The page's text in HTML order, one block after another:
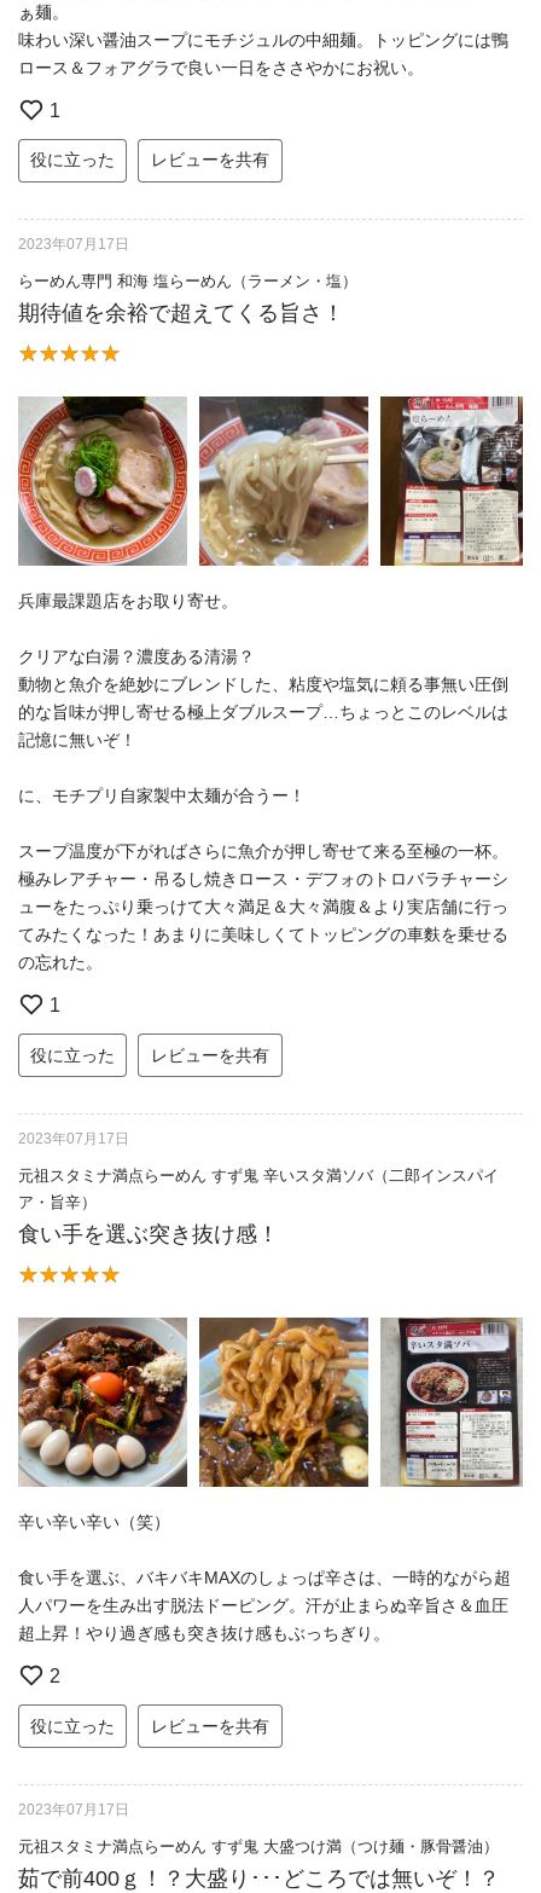
ぁ麺。
味わい深い醤油スープにモチジュルの中細麺。トッピングには鴨
ロース＆フォアグラで良い一日をささやかにお祝い。
1
役に立った レビューを共有
2023年07月17日
らーめん専門 和海 塩らーめん（ラーメン・塩）
期待値を余裕で超えてくる旨さ！
兵庫最課題店をお取り寄せ。
クリアな白湯？濃度ある清湯？
動物と魚介を絶妙にブレンドした、粘度や塩気に頼る事無い圧倒
的な旨味が押し寄せる極上ダブルスープ…ちょっとこのレベルは
記憶に無いぞ！
に、モチプリ自家製中太麺が合うー！
スープ温度が下がればさらに魚介が押し寄せて来る至極の一杯。
極みレアチャー・吊るし焼きロース・デフォのトロバラチャーシ
ューをたっぷり乗っけて大々満足＆大々満腹＆より実店舗に行っ
てみたくなった！あまりに美味しくてトッピングの車麩 を乗せる
の忘れた。
1
役に立った レビューを共有
2023年07月17日
元祖スタミナ満点らーめん すず鬼 辛いスタ満ソバ（二郎インスパイ
ア・旨辛）
食い手を選ぶ突き抜け感！
辛い辛い辛い（笑）
食い手を選ぶ、バキバキMAXのしょっぱ辛さは、一時的ながら超
人パワーを生み出す脱法ドーピング。汗が止まらぬ辛旨さ＆血圧
超上昇！やり過ぎ感も突き抜け感もぶっちぎり。
2
役に立った レビューを共有
2023年07月17日
元祖スタミナ満点らーめん すず鬼 大盛つけ満（つけ麺・豚骨醤油）
茹で前400ｇ！？大盛り･･･どころでは無いぞ！？